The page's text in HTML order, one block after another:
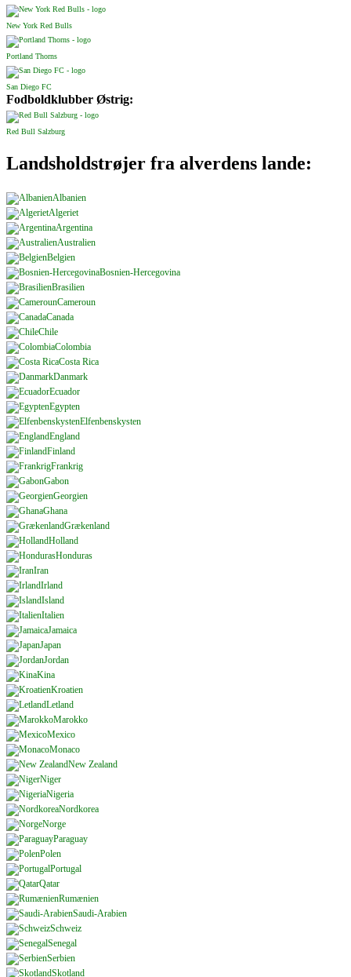
New York Red Bulls
Portland Thorns
San Diego FC
Fodboldklubber Østrig:
Red Bull Salzburg
Landsholdstrøjer fra alverdens lande:
Albanien
Algeriet
Argentina
Australien
Belgien
Bosnien-Hercegovina
Brasilien
Cameroun
Canada
Chile
Colombia
Costa Rica
Danmark
Ecuador
Egypten
Elfenbenskysten
England
Finland
Frankrig
Gabon
Georgien
Ghana
Grækenland
Holland
Honduras
Iran
Irland
Island
Italien
Jamaica
Japan
Jordan
Kina
Kroatien
Letland
Marokko
Mexico
Monaco
New Zealand
Niger
Nigeria
Nordkorea
Norge
Paraguay
Polen
Portugal
Qatar
Rumænien
Saudi-Arabien
Schweiz
Senegal
Serbien
Skotland